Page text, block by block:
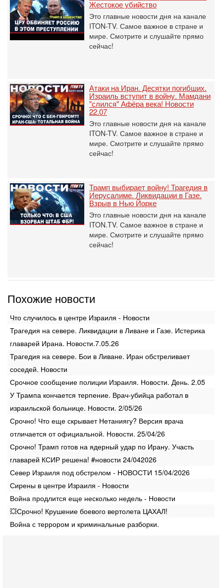
Жестокое убийство
Это главные новости дня на канале
ITON-TV. Самое важное в стране и
мире. Смотрите и слушайте прямо
сейчас!
Атаки на Иран. Десятки погибших.
Израиль вступит в войну. Мамдани
"слился" Афёра века! Новости
22.07
Это главные новости дня на канале
ITON-TV. Самое важное в стране и
мире. Смотрите и слушайте прямо
сейчас!
Трамп выбирает войну! Трагедия в
Иерусалиме. Ликвидации в Газе.
Взрыв в Нью Йорке
Это главные новости дня на канале
ITON.TV. Самое важное в стране и
мире. Смотрите и слушайте прямо
сейчас!
Похожие новости
Что случилось в центре Израиля - Новости
Трагедия на севере. Ликвидации в Ливане и Газе. Истерика
главарей Ирана. Новости.7.05.26
Трагедия на севере. Бои в Ливане. Иран обстреливает
соседей. Новости
Срочное сообщение полиции Израиля. Новости. День. 2.05
У Трампа кончается терпение. Врач-убийца работал в
израильской больнице. Новости. 2/05/26
Срочно! Что еще скрывает Нетаниягу? Версия врача
отличается от официальной. Новости. 25/04/26
Срочно! Трамп готов на ядерный удар по Ирану. Участь
главарей КСИР решена! #новости 24/042026
Север Израиля под обстрелом - НОВОСТИ 15/04/2026
Сирены в центре Израиля - Новости
Война продлится еще несколько недель - Новости
💥Срочно! Крушение боевого вертолета ЦАХАЛ!
Война с террором и криминальные разборки.